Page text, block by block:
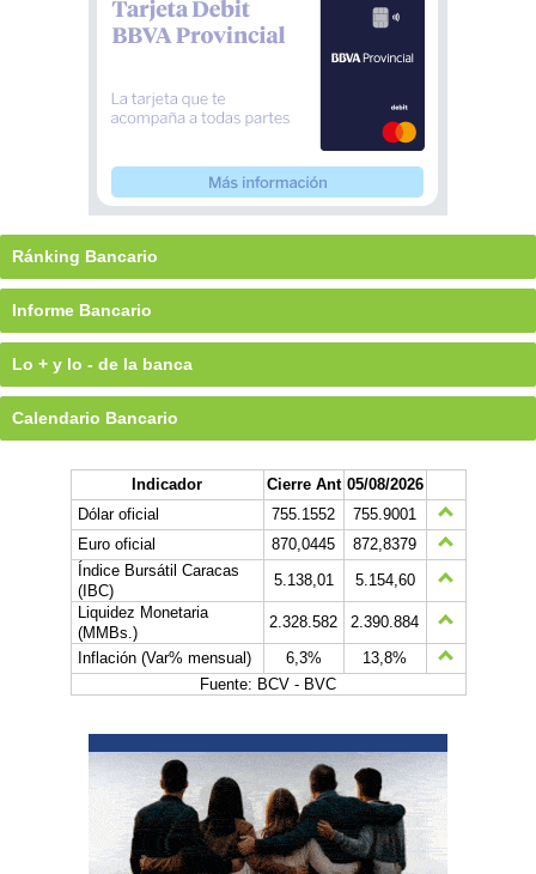
Ránking Bancario
Informe Bancario
Lo + y lo - de la banca
Calendario Bancario
Indicador Cierre Ant 05/08/2026
Dólar oficial
755.1552
755.9001
Euro oficial
870,0445
872,8379
Índice Bursátil Caracas
(IBC)
5.138,01
5.154,60
Liquidez Monetaria
(MMBs.)
2.328.582
2.390.884
Inflación (Var% mensual)
6,3%
13,8%
Fuente: BCV - BVC